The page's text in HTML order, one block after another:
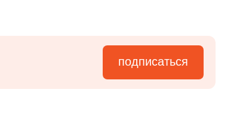
подписаться